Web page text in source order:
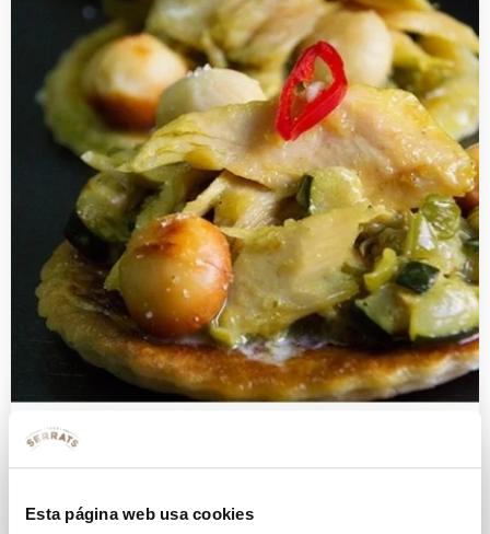
Esta página web usa cookies
Curry ventresquero
29 JUNIO 2017